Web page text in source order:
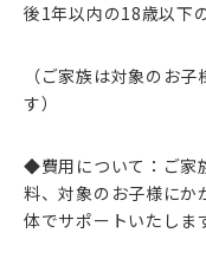
後1年以内の18歳以下
（ご家族は対象のお
す）
◆費用について：ご家
料、対象のお子様にか
体でサポートいたしま